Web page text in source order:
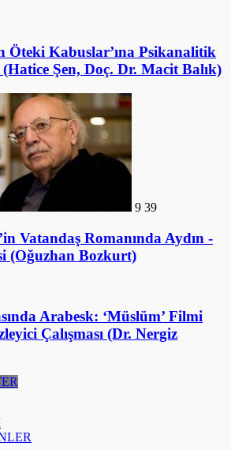
Öteki Kabuslar’ına Psikanalitik
Şen, Doç. Dr. Macit Balık)
9 39
Vatandaş Romanında Aydın -
(Oğuzhan Bozkurt)
Arabesk: ‘Müslüm’ Filmi
Çalışması (Dr. Nergiz